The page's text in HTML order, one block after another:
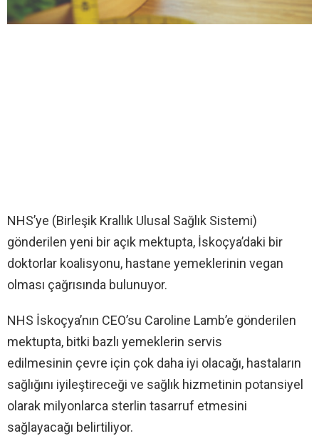
NHS’ye (Birleşik Krallık Ulusal Sağlık Sistemi)
gönderilen yeni bir açık mektupta, İskoçya’daki bir
doktorlar koalisyonu, hastane yemeklerinin vegan
olması çağrısında bulunuyor.
NHS İskoçya’nın CEO’su Caroline Lamb’e gönderilen
mektupta, bitki bazlı yemeklerin servis
edilmesinin çevre için çok daha iyi olacağı, hastaların
sağlığını iyileştireceği ve sağlık hizmetinin potansiyel
olarak milyonlarca sterlin tasarruf etmesini
sağlayacağı belirtiliyor.